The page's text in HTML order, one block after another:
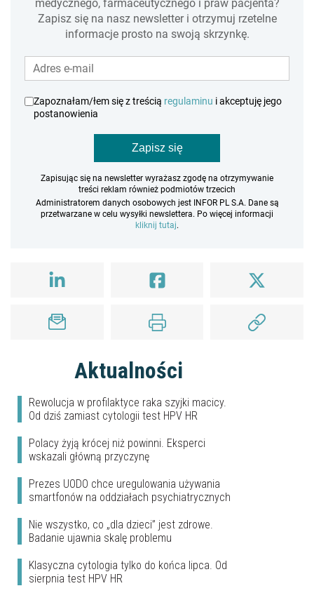
medycznego, farmaceutycznego i praw pacjenta?
Zapisz się na nasz newsletter i otrzymuj rzetelne
informacje prosto na swoją skrzynkę.
Zapoznałam/łem się z treścią regulaminu i akceptuję jego
postanowienia
Zapisz się
Zapisując się na newsletter wyrażasz zgodę na otrzymywanie
treści reklam również podmiotów trzecich
Administratorem danych osobowych jest INFOR PL S.A. Dane są
przetwarzane w celu wysyłki newslettera. Po więcej informacji
kliknij tutaj.
Aktualności
Rewolucja w profilaktyce raka szyjki macicy.
Od dziś zamiast cytologii test HPV HR
Polacy żyją krócej niż powinni. Eksperci
wskazali główną przyczynę
Prezes UODO chce uregulowania używania
smartfonów na oddziałach psychiatrycznych
Nie wszystko, co „dla dzieci” jest zdrowe.
Badanie ujawnia skalę problemu
Klasyczna cytologia tylko do końca lipca. Od
sierpnia test HPV HR